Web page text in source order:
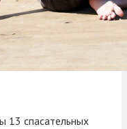
13 спасательных